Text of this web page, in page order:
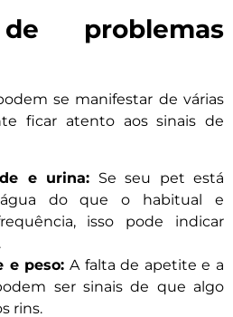
problemas
se manifestar de várias
ficar atento aos sinais de
e urina: Se seu pet está
do que o habitual e
isso pode indicar
e peso: A falta de apetite e a
ser sinais de que algo
rins.